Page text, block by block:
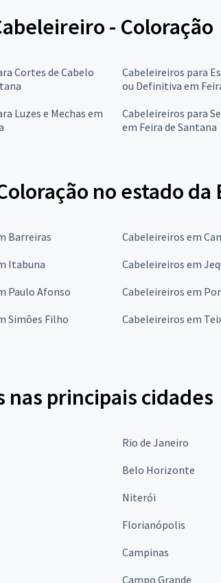
- Coloração
Cortes de Cabelo
Cabeleireiros para
ou Definitiva em
Luzes e Mechas em
Cabeleireiros para
em Feira de Santana
no estado da
Barreiras Cabeleireiros em
Itabuna Cabeleireiros em
Paulo Afonso Cabeleireiros em
Simões Filho Cabeleireiros em
principais cidades
Rio de Janeiro
Belo Horizonte
Niterói
Florianópolis
Campinas
Campo Grande